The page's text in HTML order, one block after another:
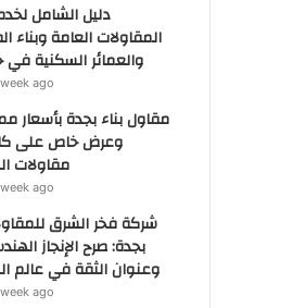
دليل الشامل
المقاولات العامة وبناء
والعمائر السكنية
ago
مقاول بناء بجدة بأسعار
وعرض خاص على
مقاولات
ago
شركة فخر الشرق
بجدة: صرح الإنجاز
وعنوان الثقة في عالم
ago